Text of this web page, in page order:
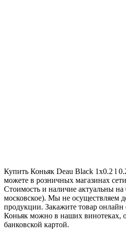
Купить Коньяк Deau Black 1x0.2 l
можете в розничных магазинах
Стоимость и наличие актуальны
московское). Мы не осуществляем
продукции. Закажите товар онлайн
Коньяк можно в наших винотеках,
банковской картой.